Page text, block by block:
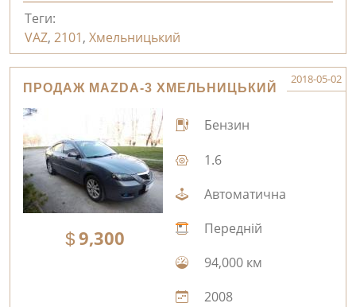
Теги:
VAZ, 2101, Хмельницький
ПРОДАЖ MAZDA-3 ХМЕЛЬНИЦЬКИЙ
2018-05-02
9,300
Бензин
1.6
Автоматична
Передній
94,000 км
2008